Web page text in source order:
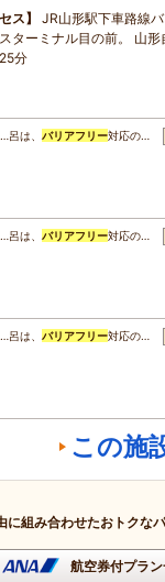
ス
JR山形駅下車路線
ターミナル目の前。 山
分
…呂は、 バリアフリー対応の…
…呂は、 バリアフリー対応の…
…呂は、 バリアフリー対応の…
この施
に組み合わせたおトクな
航空券付プラ